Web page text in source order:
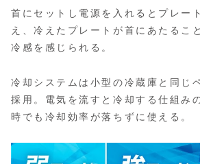
首にセットし電源を入れるとプレー
え、冷えたプレートが首にあたるこ
冷感を感じられる。
冷却システムは小型の冷蔵庫と同じ
採用。電気を流すと冷却する仕組み
時でも冷却効率が落ちずに使える。